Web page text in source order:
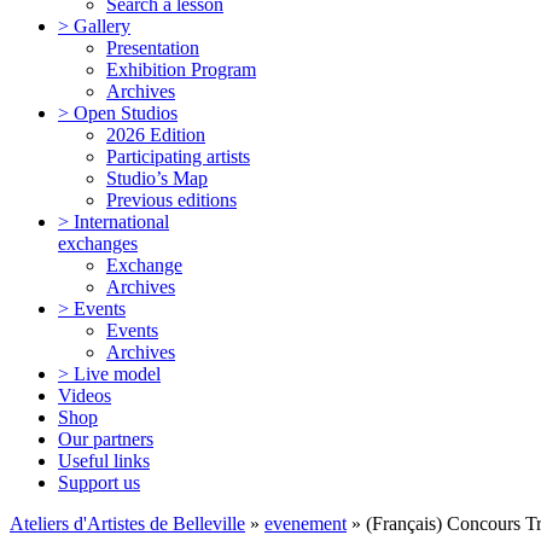
> Gallery
Presentation
Exhibition Program
Archives
> Open Studios
2026 Edition
Participating artists
Studio’s Map
Previous editions
> International
exchanges
Exchange
Archives
> Events
Events
Archives
> Live model
Videos
Shop
Our partners
Useful links
Support us
Ateliers d'Artistes de Belleville » evenement » (Français) Concours